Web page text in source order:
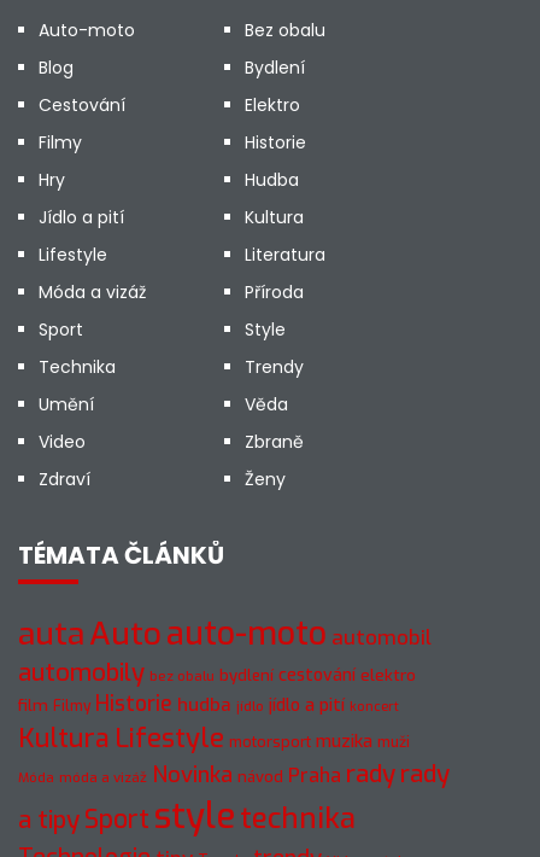
Auto-moto
Bez obalu
Blog
Bydlení
Cestování
Elektro
Filmy
Historie
Hry
Hudba
Jídlo a pití
Kultura
Lifestyle
Literatura
Móda a vizáž
Příroda
Sport
Style
Technika
Trendy
Umění
Věda
Video
Zbraně
Zdraví
Ženy
TÉMATA ČLÁNKŮ
autaAutoauto-moto automobil
automobily bez obalu bydlení cestování elektro
film Filmy Historie hudba jídlo jídlo a pití koncert
Kultura Lifestyle motorsport muzika muži
Móda móda a vizáž Novinka návod Praha radyrady
a tipySport styletechnika